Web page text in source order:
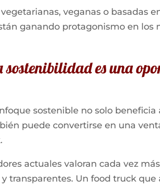
veganas o basadas
ganando protagonismo en los
sostenibilidad es una
sostenible no solo
puede convertirse en una
actuales valoran cada vez
y transparentes. Un food truck que